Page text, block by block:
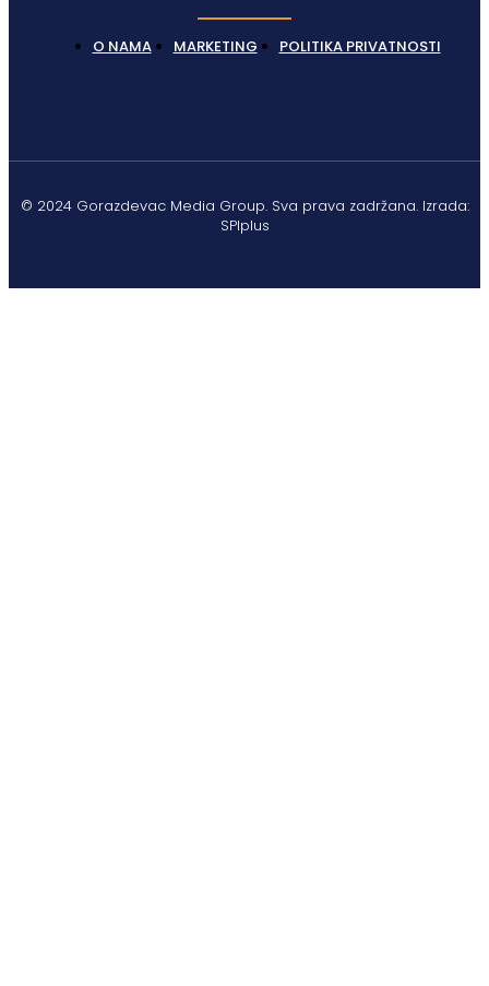
O NAMA MARKETING POLITIKA PRIVATNOSTI
© 2024 Gorazdevac Media Group. Sva prava zadržana. Izrada:
SPIplus